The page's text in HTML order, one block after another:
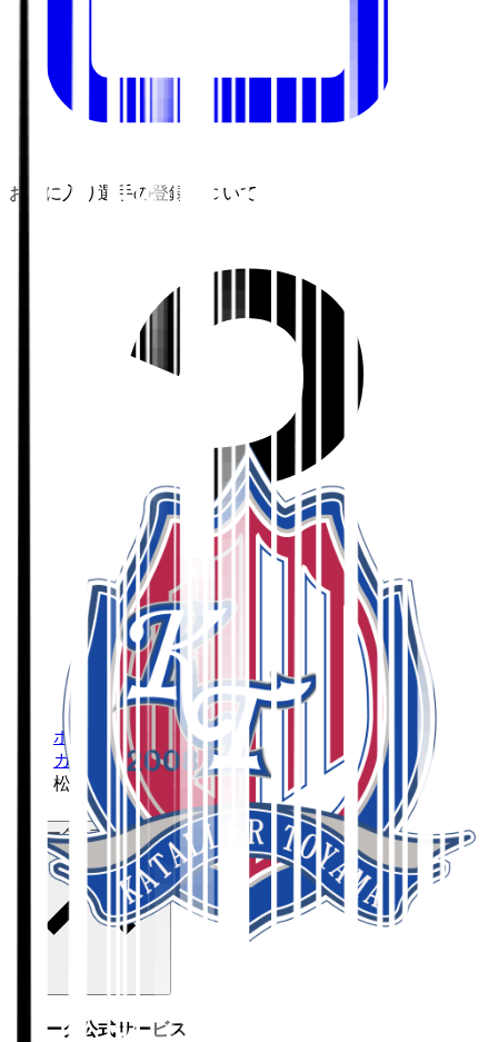
お気に入り選手の登録について
ホーム
>
カターレ富山>
松本 遥翔
Ｊリーグ公式サービス
Ｊリーグ公式サービス